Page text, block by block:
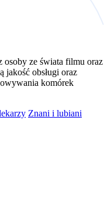
w powyższych celach
administratorami
Informacje na
i przetwarzania
prawach,
osoby ze świata filmu oraz
jakość obsługi oraz
komórek
Znani i lubiani